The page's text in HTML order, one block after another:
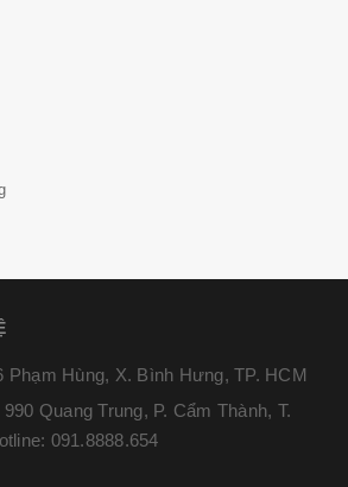
Phạm Hùng, X. Bình Hưng, TP. HCM
Quang Trung, P. Cẩm Thành, T.
091.8888.654